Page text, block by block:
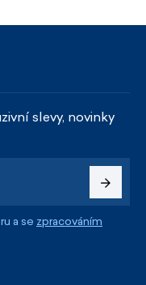
slevy, novinky
a se zpracováním